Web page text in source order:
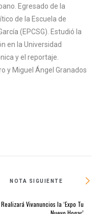
Egresado de la
de la Escuela de
(EPCSG). Estudió la
en la Universidad
y el reportaje.
y Miguel Ángel Granados
NOTA SIGUIENTE
Realizará Vivanuncios la ‘Expo Tu